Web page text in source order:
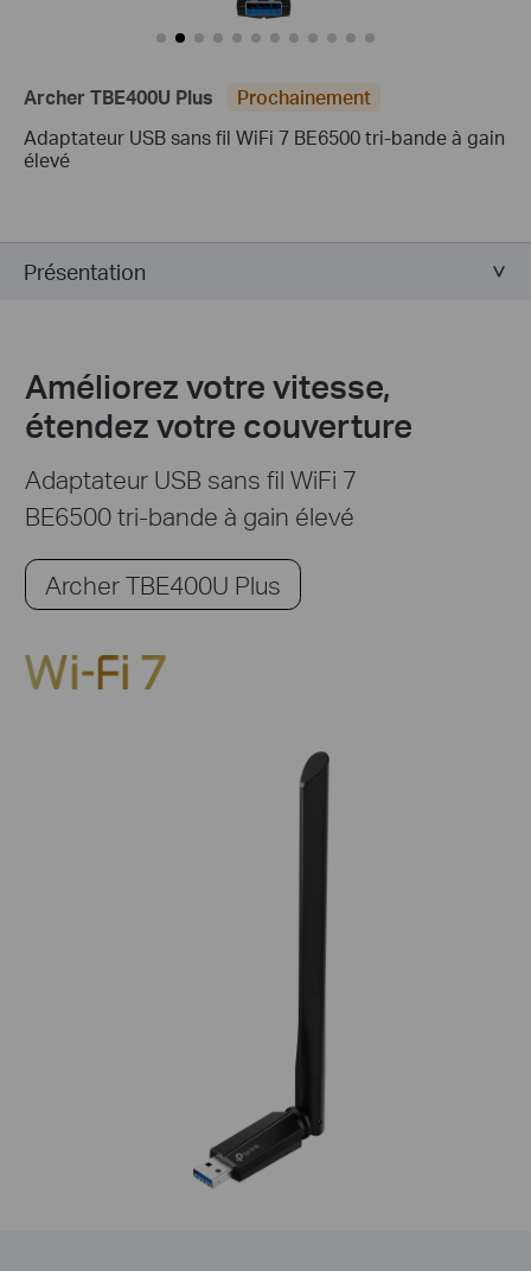
Archer TBE400U Plus
Prochainement
Adaptateur USB sans fil WiFi 7 BE6500 tri-bande à gain
élevé
Présentation
Améliorez votre vitesse,
étendez votre couverture
Adaptateur USB sans fil WiFi 7
BE6500 tri-bande à gain élevé
Archer TBE400U Plus